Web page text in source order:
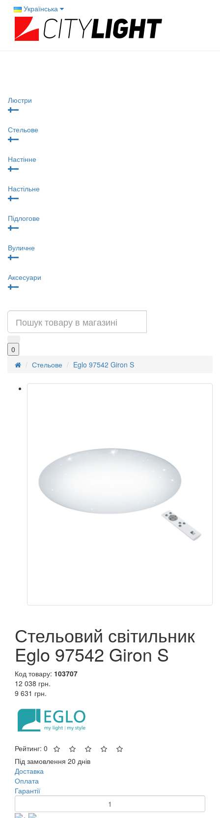
Українська
Люстри
Стельове
Настінне
Настільне
Підлогове
Вуличне
Аксесуари
0
Стельове
Eglo 97542 Giron S
Стельовий світильник
Eglo 97542 Giron S
Код товару: 103707
12 038 грн.
9 631 грн.
Рейтинг: 0
Під замовлення 20 днів
Доставка
Оплата
Гарантії